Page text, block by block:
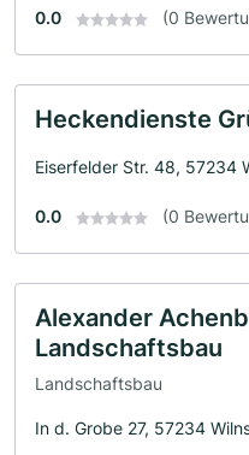
0.0 (0
Heckendienste
Eiserfelder Str. 48, 57234
0.0 (0
Alexander
Landschaftsbau
Landschaftsbau
In d. Grobe 27, 57234